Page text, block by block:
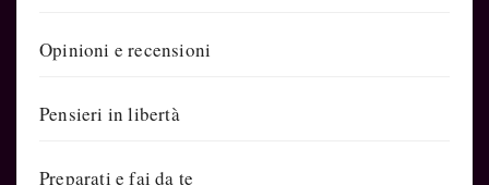
Opinioni e recensioni
Pensieri in libertà
Preparati e fai da te